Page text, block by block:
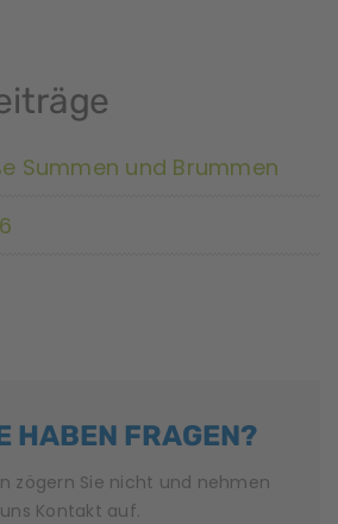
Summen und Brummen
HABEN FRAGEN?
zögern Sie nicht und nehmen
Kontakt auf.